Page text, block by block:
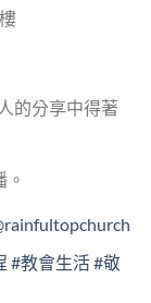
的分享中得著
#教會生活#敬